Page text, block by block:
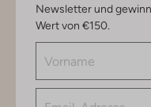
Newsletter und
Wert von €150.